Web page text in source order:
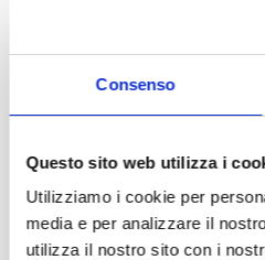
Consenso
Questo sito web utilizza i
Utilizziamo i cookie per
media e per analizzare il
utilizza il nostro sito con i